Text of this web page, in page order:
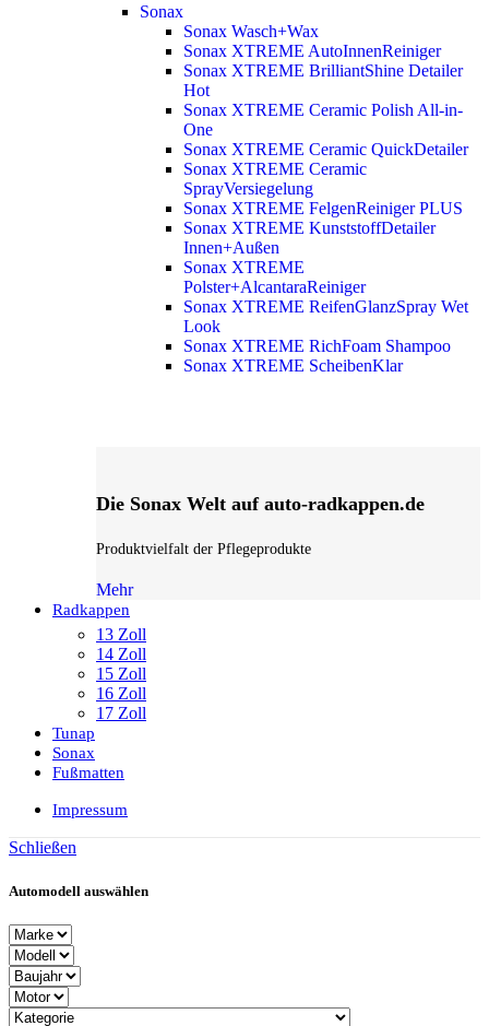
Sonax
Sonax Wasch+Wax
Sonax XTREME AutoInnenReiniger
Sonax XTREME BrilliantShine Detailer
Hot
Sonax XTREME Ceramic Polish All-in-
One
Sonax XTREME Ceramic QuickDetailer
Sonax XTREME Ceramic
SprayVersiegelung
Sonax XTREME FelgenReiniger PLUS
Sonax XTREME KunststoffDetailer
Innen+Außen
Sonax XTREME
Polster+AlcantaraReiniger
Sonax XTREME ReifenGlanzSpray Wet
Look
Sonax XTREME RichFoam Shampoo
Sonax XTREME ScheibenKlar
Die Sonax Welt auf auto-radkappen.de
Produktvielfalt der Pflegeprodukte
Mehr
Radkappen
13 Zoll
14 Zoll
15 Zoll
16 Zoll
17 Zoll
Tunap
Sonax
Fußmatten
Impressum
Schließen
Automodell auswählen